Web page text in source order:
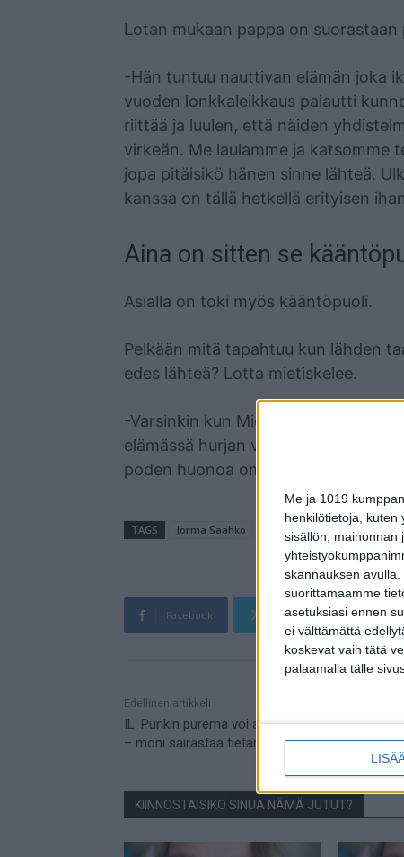
Me ja 1019
henkilötietoja, kuten
sisällön, mainonnan
skannauksen
suorittamaamme
asetuksiasi ennen
ei välttämättä
koskevat vain tätä
palaamalla tälle
Lotan mukaan pappa on
-Hän tuntuu nauttivan elämän joka
vuoden lonkkaleikkaus palautti
riittää ja luulen, että näiden
virkeän. Me laulamme ja katsomme
jopa pitäisikö hänen sinne lähteä.
kanssa on tällä hetkellä erityisen
Aina on sitten se
Asialla on toki myös kääntöpuoli.
Pelkään mitä tapahtuu kun lähden
edes lähteä? Lotta mietiskelee.
-Varsinkin kun Mielikki-
elämässä hurjan vähän. Se
poden huonoa omatuntoa kun
TAGS Jorma Saahko Lotta ja pappa Lotta
Facebook Twitter
Mainos
Edellinen artikkeli
IL: Punkin purema voi aiheuttaa uudenlaisen
– moni sairastaa tietämättään
KIINNOSTAISIKO SINUA NÄMÄ JUTUT?